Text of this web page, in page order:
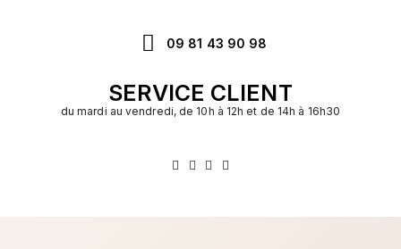
09 81 43 90 98
SERVICE CLIENT
du mardi au vendredi, de 10h à 12h et de 14h à 16h30